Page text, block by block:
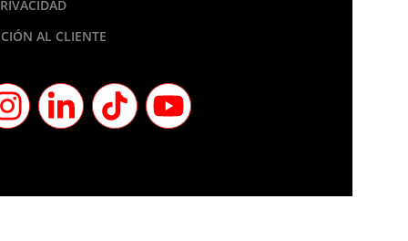
AL CLIENTE